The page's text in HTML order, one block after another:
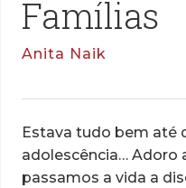
Famílias
Anita Naik
Estava tudo bem até
adolescência… Adoro
passamos a vida a